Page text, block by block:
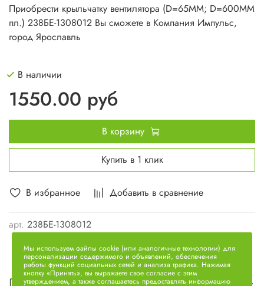
В избранное Добавить в сравнение
арт. 238БЕ-1308012
Приобрести крыльчатку вентилятора (D=65MM; D=600MM
пл.) 238БЕ-1308012 Вы сможете в Компания Импульс,
город Ярославль
В наличии
1550.00 руб
В корзину
Купить в 1 клик
Описание
Мы используем файлы cookie (или аналогичные технологии) для
персонализации содержимого и объявлений, обеспечения
работы функций социальных сетей и анализа трафика. Нажимая
кнопку «Принять», вы выражаете свое согласие с этим
утверждением, а также соглашаетесь предоставлять информацию